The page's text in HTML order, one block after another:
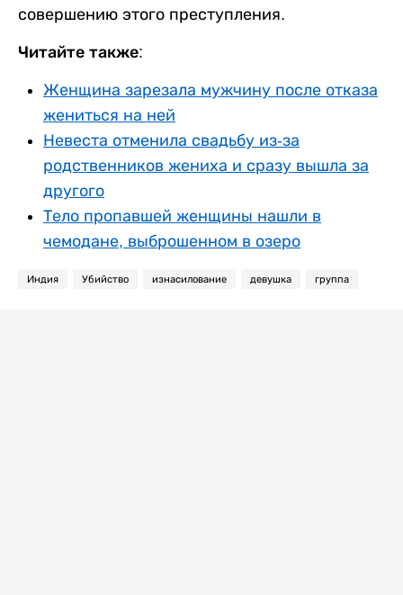
совершению этого преступления.
Читайте также:
Женщина зарезала мужчину после отказа
жениться на ней
Невеста отменила свадьбу из-за
родственников жениха и сразу вышла за
другого
Тело пропавшей женщины нашли в
чемодане, выброшенном в озеро
Индия Убийство изнасилование девушка группа